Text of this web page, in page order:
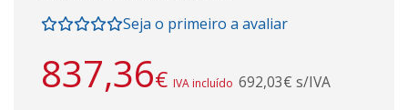
Seja o primeiro a avaliar
837,36€ IVA incluído 692,03€ s/IVA